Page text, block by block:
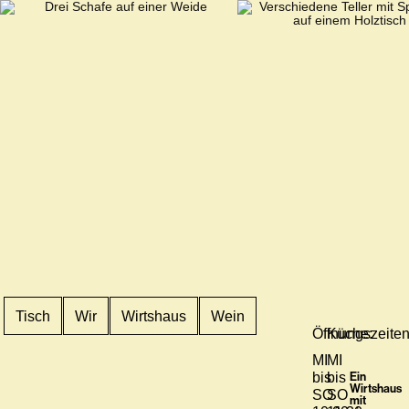
Tisch Wir Wirtshaus Wein
MI
bis
SO
Küche:
MI
bis
SO
Ein
Wirtshaus
mit